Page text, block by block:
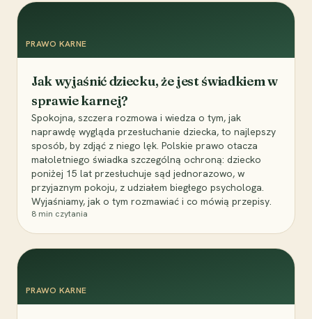
PRAWO KARNE
Jak wyjaśnić dziecku, że jest świadkiem w
sprawie karnej?
Spokojna, szczera rozmowa i wiedza o tym, jak
naprawdę wygląda przesłuchanie dziecka, to najlepszy
sposób, by zdjąć z niego lęk. Polskie prawo otacza
małoletniego świadka szczególną ochroną: dziecko
poniżej 15 lat przesłuchuje sąd jednorazowo, w
przyjaznym pokoju, z udziałem biegłego psychologa.
Wyjaśniamy, jak o tym rozmawiać i co mówią przepisy.
8 min czytania
PRAWO KARNE